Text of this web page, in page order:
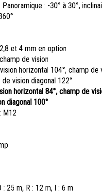
Panoramique : -30° à 30°,
et 4 mm en option
de vision
horizontal 104°, champ de
vision diagonal 122°
horizontal 84°, champ de
diagonal 100°
M12
: 25 m, R : 12 m, I : 6 m